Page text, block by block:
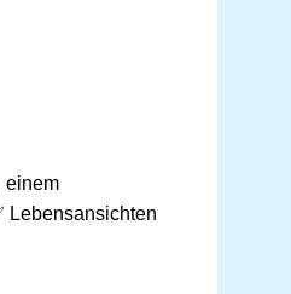
einem
Lebensansichten